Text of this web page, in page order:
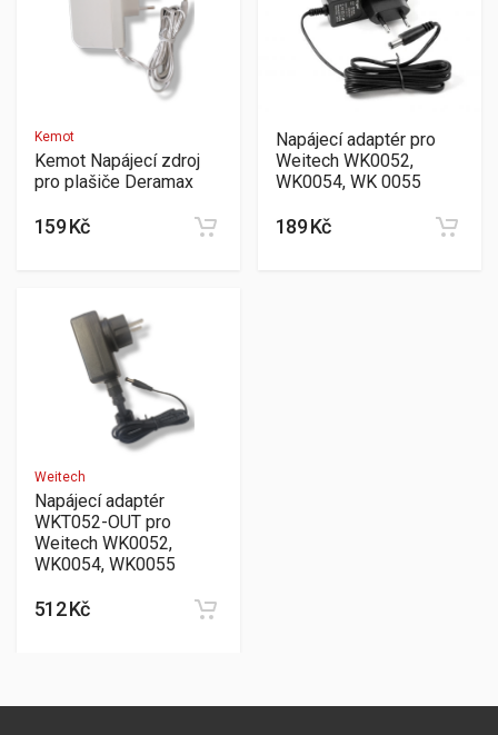
Kemot
Kemot Napájecí zdroj
pro plašiče Deramax
159 Kč
Napájecí adaptér pro
Weitech WK0052,
WK0054, WK 0055
189 Kč
Weitech
Napájecí adaptér
WKT052-OUT pro
Weitech WK0052,
WK0054, WK0055
512 Kč